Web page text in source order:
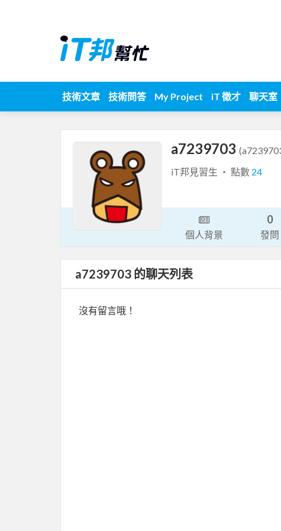
技術文章 技術問答 My Project iT 徵才 聊天室
a7239703
iT邦見習生 ‧ 點數 24
個人背景
0
發問
a7239703 的聊天列表
沒有留言哦！